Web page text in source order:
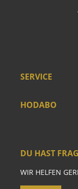
SERVICE
HODABO
DU HAST
WIR HELFEN